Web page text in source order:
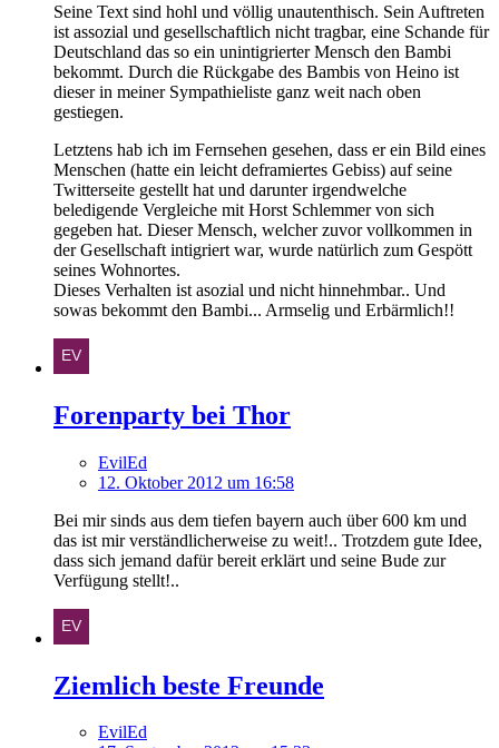
Seine Text sind hohl und völlig unautenthisch. Sein Auftreten
ist assozial und gesellschaftlich nicht tragbar, eine Schande für
Deutschland das so ein unintigrierter Mensch den Bambi
bekommt. Durch die Rückgabe des Bambis von Heino ist
dieser in meiner Sympathieliste ganz weit nach oben
gestiegen.
Letztens hab ich im Fernsehen gesehen, dass er ein Bild eines
Menschen (hatte ein leicht deframiertes Gebiss) auf seine
Twitterseite gestellt hat und darunter irgendwelche
beledigende Vergleiche mit Horst Schlemmer von sich
gegeben hat. Dieser Mensch, welcher zuvor vollkommen in
der Gesellschaft intigriert war, wurde natürlich zum Gespött
seines Wohnortes.
Dieses Verhalten ist asozial und nicht hinnehmbar.. Und
sowas bekommt den Bambi... Armselig und Erbärmlich!!
Forenparty bei Thor
EvilEd
12. Oktober 2012 um 16:58
Bei mir sinds aus dem tiefen bayern auch über 600 km und
das ist mir verständlicherweise zu weit!.. Trotzdem gute Idee,
dass sich jemand dafür bereit erklärt und seine Bude zur
Verfügung stellt!..
Ziemlich beste Freunde
EvilEd